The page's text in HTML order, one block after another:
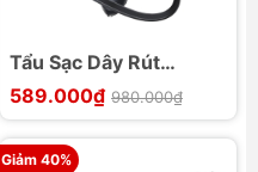
Tẩu Sạc Dây Rút
Mcdodo FreeGo 75W
589.000₫ 980.000₫
Giảm 40%